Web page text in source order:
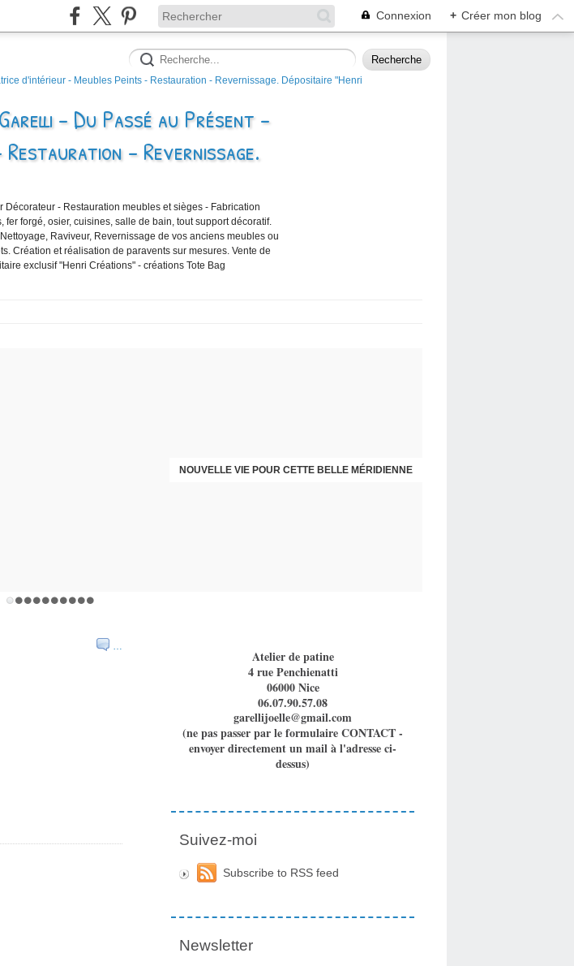
Connexion + Créer mon blog
- Du Passé au Présent -
- Revernissage.
- Restauration meubles et sièges - Fabrication
forgé, osier, cuisines, salle de bain, tout support décoratif.
Raviveur, Revernissage de vos anciens meubles ou
Création et réalisation de paravents sur mesures. Vente de
exclusif "Henri Créations" - créations Tote Bag
NOUVELLE VIE POUR CETTE BELLE MÉRIDIENNE
CANNAGE ET PAILLAGE RÉPARATION CHAISES ET FAUTEUIL PAR SPÉCIALISTE
…
Atelier de patine
4 rue Penchienatti
06000 Nice
06.07.90.57.08
garellijoelle@gmail.com
(ne pas passer par le formulaire CONTACT -
envoyer directement un mail à l'adresse ci-
dessus)
Suivez-moi
Subscribe to RSS feed
Newsletter